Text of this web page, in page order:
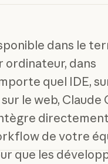
dans le
ordinateur, dans
quel IDE,
sur le web, Claude
de votre
que les